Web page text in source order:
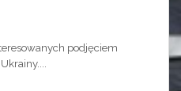
podjęciem